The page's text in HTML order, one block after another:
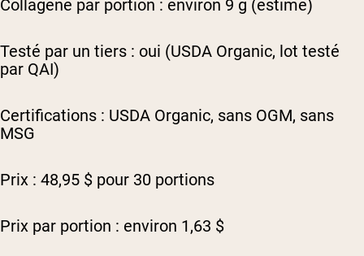
Collagène par portion : environ 9 g (estimé)
Testé par un tiers : oui (USDA Organic, lot testé
par QAI)
Certifications : USDA Organic, sans OGM, sans
MSG
Prix : 48,95 $ pour 30 portions
Prix par portion : environ 1,63 $